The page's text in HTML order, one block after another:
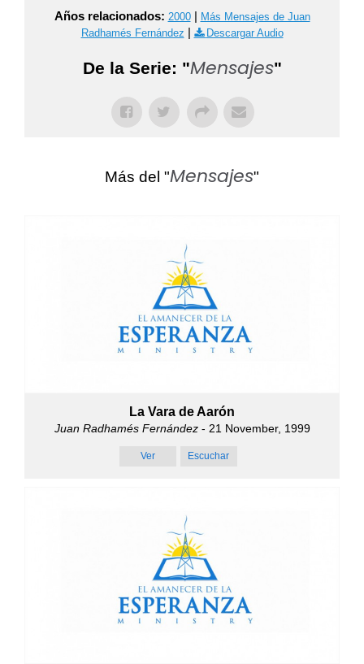
Años relacionados: 2000| Más Mensajes de Juan
Radhamés Fernández | Descargar Audio
De la Serie: "Mensajes"
Más del "Mensajes"
La Vara de Aarón
Juan Radhamés Fernández- 21 November, 1999
Ver Escuchar